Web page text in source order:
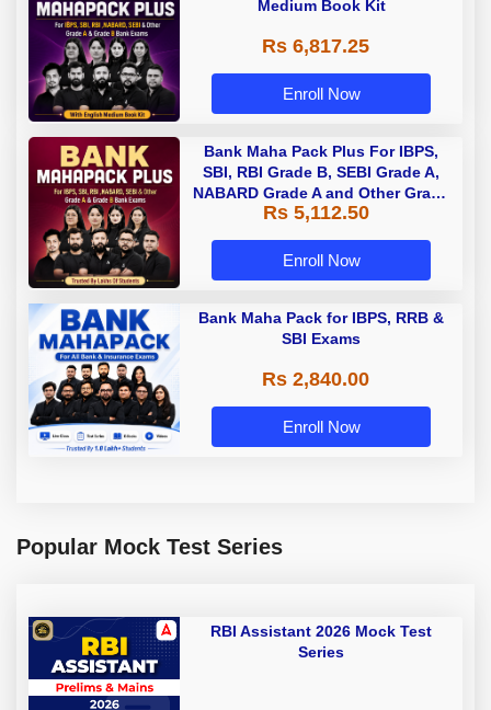
Medium Book Kit
Rs 6,817.25
Enroll Now
Bank Maha Pack Plus For IBPS,
SBI, RBI Grade B, SEBI Grade A,
NABARD Grade A and Other Grade
A & Grade B Bank Exams
Rs 5,112.50
Enroll Now
Bank Maha Pack for IBPS, RRB &
SBI Exams
Rs 2,840.00
Enroll Now
Popular Mock Test Series
RBI Assistant 2026 Mock Test
Series